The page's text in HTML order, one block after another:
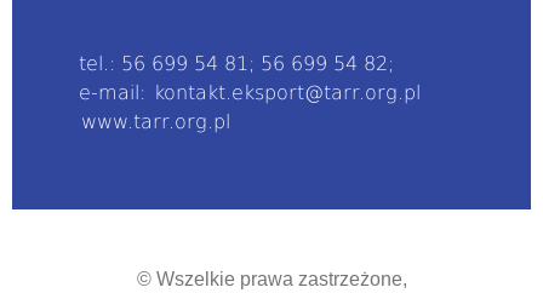
tel.: 56 699 54 81; 56 699 54 82;
e-mail: kontakt.eksport@tarr.org.pl
www.tarr.org.pl
© Wszelkie prawa zastrzeżone,